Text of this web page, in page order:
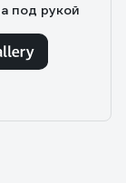
под рукой